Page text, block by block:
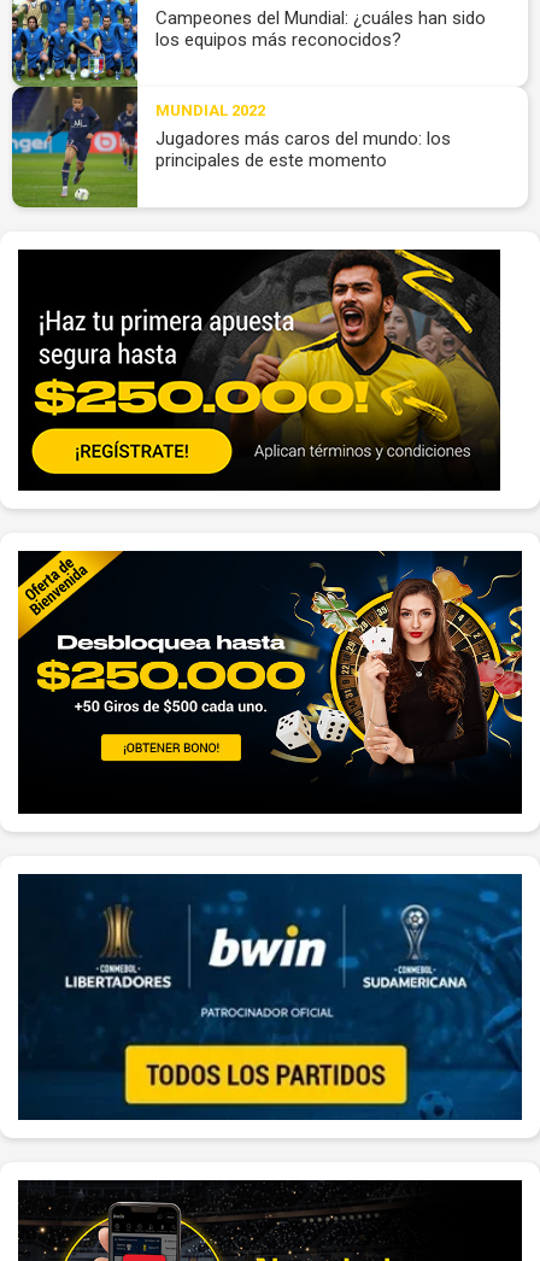
Campeones del Mundial: ¿cuáles han sido
los equipos más reconocidos?
MUNDIAL 2022
Jugadores más caros del mundo: los
principales de este momento